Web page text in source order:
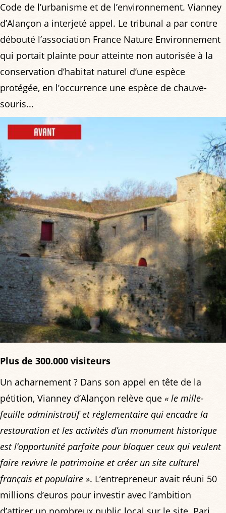
Code de l’urbanisme et de l’environnement. Vianney
d’Alançon a interjeté appel. Le tribunal a par contre
débouté l’association France Nature Environnement
qui portait plainte pour atteinte non autorisée à la
conservation d’habitat naturel d’une espèce
protégée, en l’occurrence une espèce de chauve-
souris...
Plus de 300.000 visiteurs
Un acharnement ? Dans son appel en tête de la
pétition, Vianney d’Alançon relève que « le mille-
feuille administratif et réglementaire qui encadre la
restauration et les activités d’un monument historique
est l’opportunité parfaite pour bloquer ceux qui veulent
faire revivre le patrimoine et créer un site culturel
français et populaire ». L’entrepreneur avait réuni 50
millions d’euros pour investir avec l’ambition